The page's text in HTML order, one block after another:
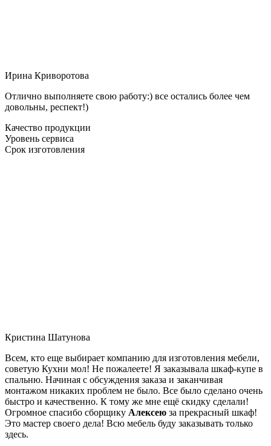
Ирина Криворотова
Отлично выполняете свою работу:) все остались более чем
довольны, респект!)
Качество продукции
Уровень сервиса
Срок изготовления
Кристина Шатунова
Всем, кто еще выбирает компанию для изготовления мебели,
советую Кухни мол! Не пожалеете! Я заказывала шкаф-купе в
спальню. Начиная с обсуждения заказа и заканчивая
монтажом никаких проблем не было. Все было сделано очень
быстро и качественно. К тому же мне ещё скидку сделали!
Огромное спасибо сборщику Алексею за прекрасный шкаф!
Это мастер своего дела! Всю мебель буду заказывать только
здесь.